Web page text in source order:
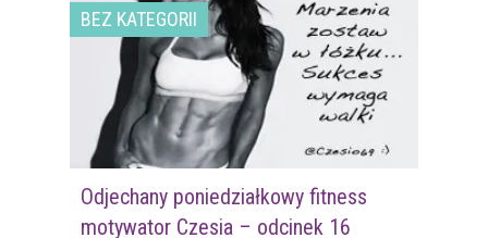
BEZ KATEGORII
Odjechany poniedziałkowy fitness
motywator Czesia – odcinek 16